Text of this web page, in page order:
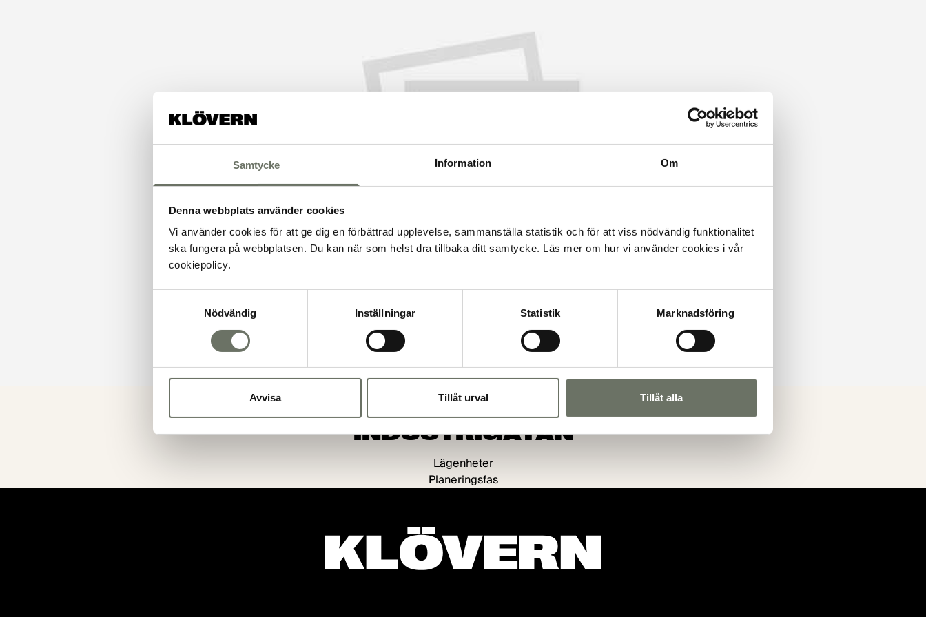
Samtycke Information Om
Denna webbplats använder cookies
Vi använder cookies för att ge dig en förbättrad upplevelse, sammanställa statistik och för att viss nödvändig funktionalitet
ska fungera på webbplatsen. Du kan när som helst dra tillbaka ditt samtycke. Läs mer om hur vi använder cookies i vår
cookiepolicy.
Nödvändig
Inställningar Statistik Marknadsföring
Avvisa Tillåt urval Tillåt alla
Övre Vasastan, Östergötland
INDUSTRIGATAN
Lägenheter
Planeringsfas